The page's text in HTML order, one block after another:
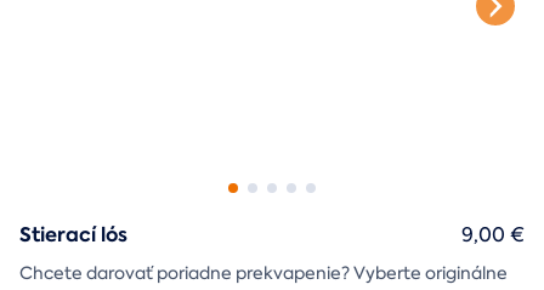
Stierací lós
Chcete darovať poriadne prekvapenie? Vyberte originálne
9,00 €